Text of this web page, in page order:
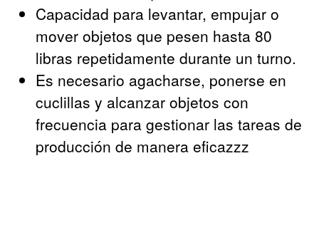
Capacidad para levantar, empujar o
mover objetos que pesen hasta 80
libras repetidamente durante un turno.
Es necesario agacharse, ponerse en
cuclillas y alcanzar objetos con
frecuencia para gestionar las tareas de
producción de manera eficazzz